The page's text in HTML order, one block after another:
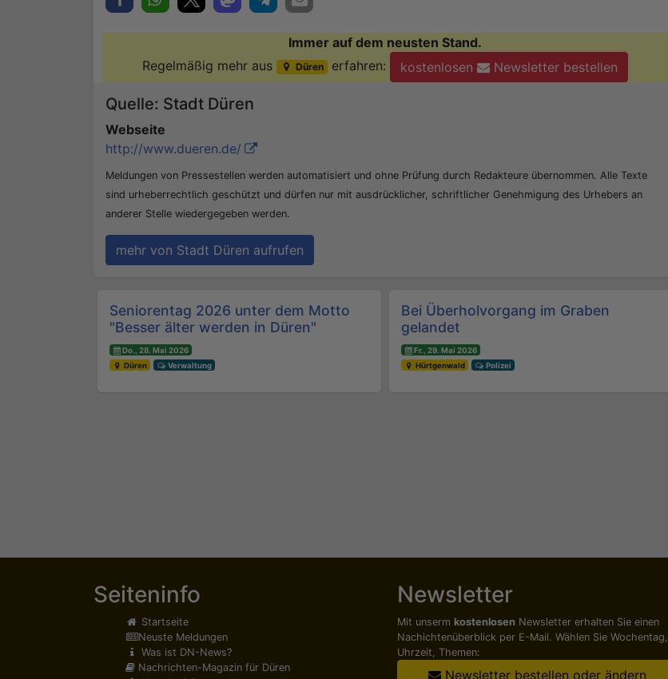
Immer auf dem neusten Stand.
Regelmäßig mehr aus
Düren erfahren: kostenlosen Newsletter bestellen
Quelle: Stadt Düren
Webseite
http://www.dueren.de/
Meldungen von Pressestellen werden automatisiert und ohne Prüfung durch Redakteure übernommen. Alle Texte
sind urheberrechtlich geschützt und dürfen nur mit ausdrücklicher, schriftlicher Genehmigung des Urhebers an
anderer Stelle wiedergegeben werden.
mehr von Stadt Düren aufrufen
Beitrags-Navigation
Seniorentag 2026 unter dem Motto
"Besser älter werden in Düren"
Do., 28. Mai 2026
Düren
Verwaltung
Bei Überholvorgang im Graben
gelandet
Fr., 29. Mai 2026
Hürtgenwald
Polizei
Seiteninfo
Startseite
Neuste Meldungen
Was ist DN-News?
Nachrichten-Magazin für Düren
Newsletter
Mit unserm kostenlosen Newsletter erhalten Sie einen
Nachichten­überblick per E-Mail. Wählen Sie Wochentag,
Uhrzeit, Themen:
Newsletter bestellen oder ändern